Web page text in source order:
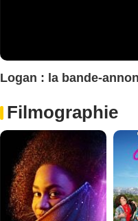
Logan : la bande-
Filmographie